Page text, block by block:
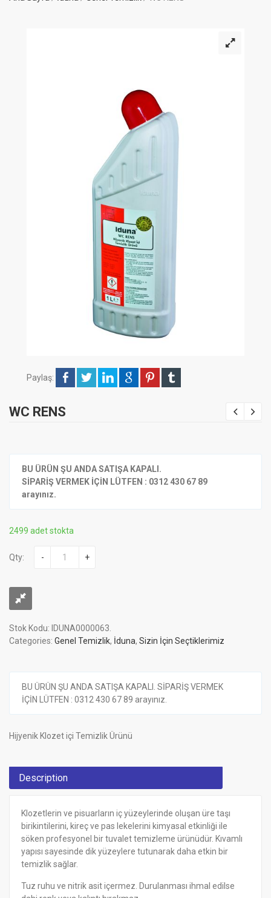
Paylaş:
WC RENS
BU ÜRÜN ŞU ANDA SATIŞA KAPALI.
SİPARİŞ VERMEK İÇİN LÜTFEN : 0312 430 67 89
arayınız.
2499 adet stokta
Qty: - +
Stok Kodu: IDUNA0000063
Categories: Genel Temizlik, İduna, Sizin İçin Seçtiklerimiz
BU ÜRÜN ŞU ANDA SATIŞA KAPALI. SİPARİŞ VERMEK
İÇİN LÜTFEN : 0312 430 67 89 arayınız.
Hijyenik Klozet içi Temizlik Ürünü
Description
Klozetlerin ve pisuarların iç yüzeylerinde oluşan üre taşı
birikintilerini, kireç ve pas lekelerini kimyasal etkinliği ile
söken profesyonel bir tuvalet temizleme ürünüdür. Kıvamlı
yapısı sayesinde dik yüzeylere tutunarak daha etkin bir
temizlik sağlar.
Tuz ruhu ve nitrik asit içermez. Durulanması ihmal edilse